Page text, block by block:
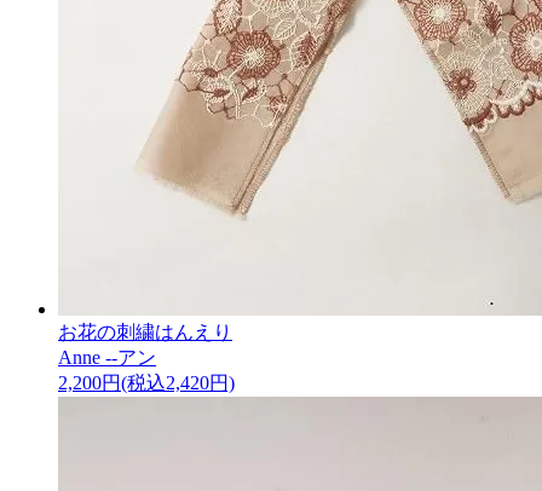
お花の刺繍はんえり
Anne --アン
2,200円(税込2,420円)